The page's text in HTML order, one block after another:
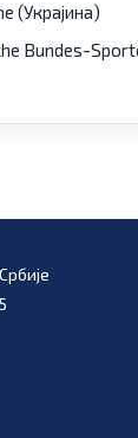
(Украјина)
Bundes-